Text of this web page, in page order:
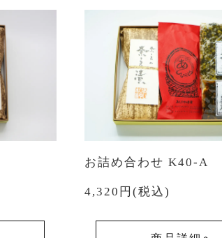
お詰め合わせ K40-A
4,320円(税込)